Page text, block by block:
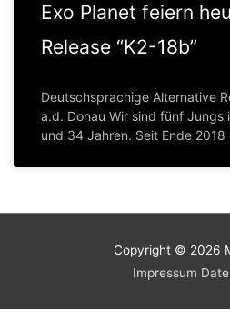
Exo Planet feiern
Release “K2-18b”
Deutschsprachige Alternative
a.d. Donau Wir sind fünf Jungs
und 34 Jahren. Seit Ende 2018
Copyright © 2026
Impressum